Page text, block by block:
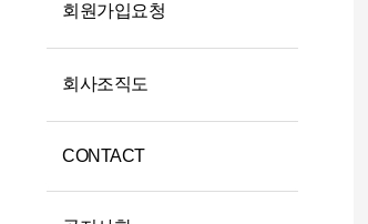
회원가입요청
회사조직도
CONTACT